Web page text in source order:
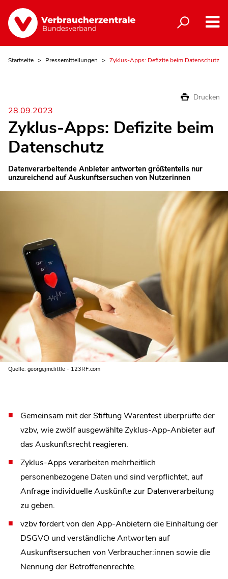
Startseite Pressemitteilungen Zyklus-Apps: Defizite beim Datenschutz
Drucken
28.09.2023
Zyklus-Apps: Defizite beim
Datenschutz
Datenverarbeitende Anbieter antworten größtenteils nur
unzureichend auf Auskunftsersuchen von Nutzerinnen
Quelle: georgejmclittle - 123RF.com
Gemeinsam mit der Stiftung Warentest überprüfte der
vzbv, wie zwölf ausgewählte Zyklus-App-Anbieter auf
das Auskunftsrecht reagieren.
Zyklus-Apps verarbeiten mehrheitlich
personenbezogene Daten und sind verpflichtet, auf
Anfrage individuelle Auskünfte zur Datenverarbeitung
zu geben.
vzbv fordert von den App-Anbietern die Einhaltung der
DSGVO und verständliche Antworten auf
Auskunftsersuchen von Verbraucher:innen sowie die
Nennung der Betroffenenrechte.